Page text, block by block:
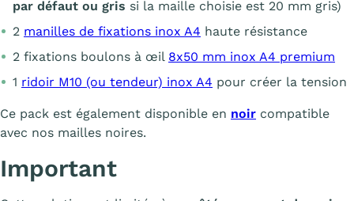
par défaut ou gris si la maille choisie est 20 mm gris)
2 manilles de fixations inox A4 haute résistance
2 fixations boulons à œil 8x50 mm inox A4 premium
1 ridoir M10 (ou tendeur) inox A4 pour créer la tension
Ce pack est également disponible en noir compatible
avec nos mailles noires.
Important